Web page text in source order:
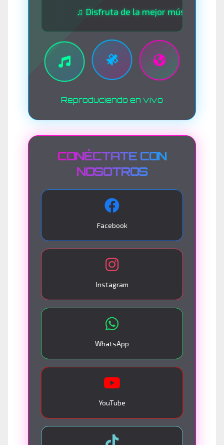
♫ Disfruta de la mejor música las 24
Reproduciendo en vivo
CONÉCTATE CON
NOSOTROS
Facebook
Instagram
WhatsApp
YouTube